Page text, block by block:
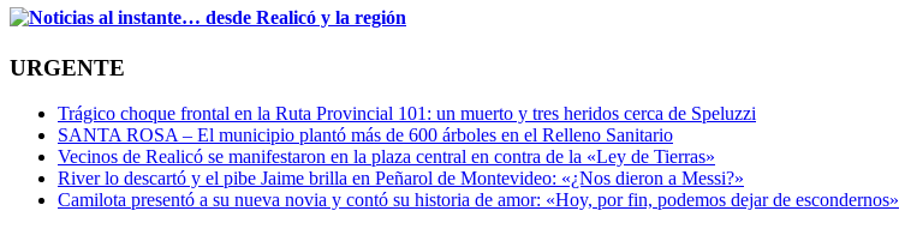
URGENTE
Trágico choque frontal en la Ruta Provincial 101: un muerto y tres heridos cerca de Speluzzi
SANTA ROSA – El municipio plantó más de 600 árboles en el Relleno Sanitario
Vecinos de Realicó se manifestaron en la plaza central en contra de la «Ley de Tierras»
River lo descartó y el pibe Jaime brilla en Peñarol de Montevideo: «¿Nos dieron a Messi?»
Camilota presentó a su nueva novia y contó su historia de amor: «Hoy, por fin, podemos dejar de escondernos»